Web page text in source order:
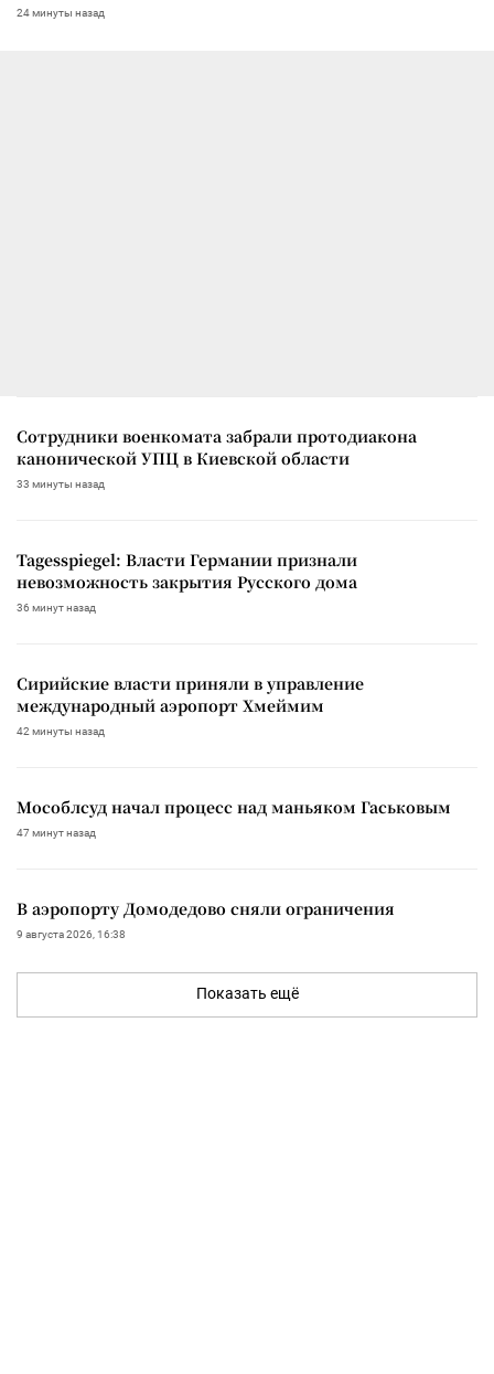
24 минуты назад
Сотрудники военкомата забрали протодиакона
канонической УПЦ в Киевской области
33 минуты назад
Tagesspiegel: Власти Германии признали
невозможность закрытия Русского дома
36 минут назад
Сирийские власти приняли в управление
международный аэропорт Хмеймим
42 минуты назад
Мособлсуд начал процесс над маньяком Гаськовым
47 минут назад
В аэропорту Домодедово сняли ограничения
9 августа 2026, 16:38
Показать ещё